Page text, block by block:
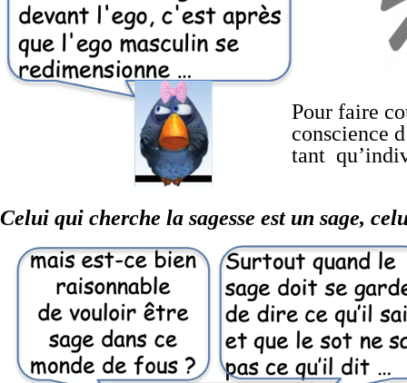
Pour faire
conscience
tant
Celui qui cherche la sagesse est un sage,